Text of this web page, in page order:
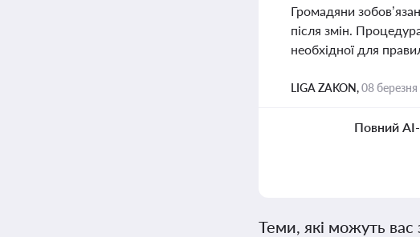
Громадяни
після змін.
необхідної для
LIGA ZAKON,08
Повний AI-
Теми, які можуть вас